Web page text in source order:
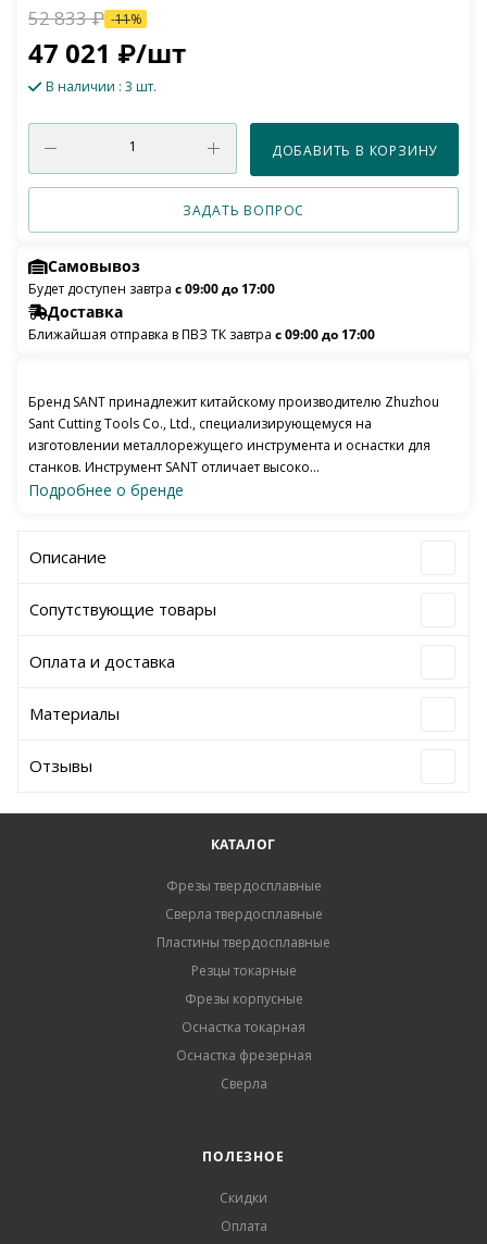
47 021 ₽/шт
52 833₽ -11%
В наличии : 3 шт.
ДОБАВИТЬ В КОРЗИНУ
ЗАДАТЬ ВОПРОС
Самовывоз
Будет доступен завтра с 09:00 до 17:00
Доставка
Ближайшая отправка в ПВЗ ТК завтра с 09:00 до 17:00
Бренд SANT принадлежит китайскому производителю Zhuzhou
Sant Cutting Tools Co., Ltd., специализирующемуся на
изготовлении металлорежущего инструмента и оснастки для
станков. Инструмент SANT отличает высоко...
Подробнее о бренде
Описание
Сопутствующие товары
Оплата и доставка
Материалы
Отзывы
КАТАЛОГ
Фрезы твердосплавные
Сверла твердосплавные
Пластины твердосплавные
Резцы токарные
Фрезы корпусные
Оснастка токарная
Оснастка фрезерная
Сверла
ПОЛЕЗНОЕ
Скидки
Оплата